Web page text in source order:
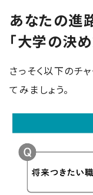
あなたの進
「大学の決
さっそく以下のチ
てみましょう。